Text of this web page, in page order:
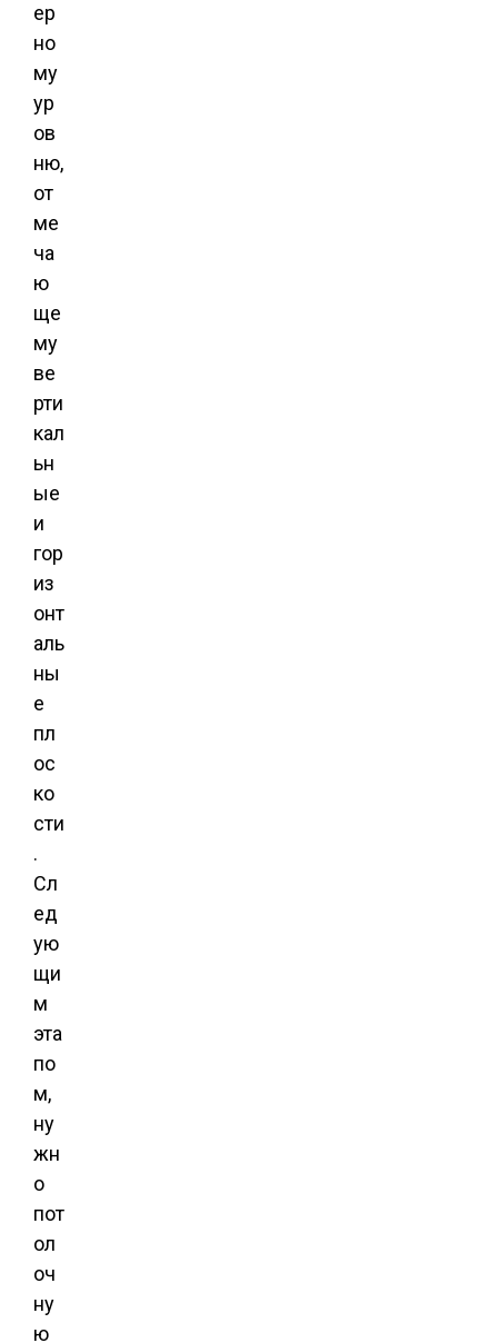
ер
но
му
ур
ов
ню,
от
ме
ча
ю
ще
му
ве
рти
кал
ьн
ые
и
гор
из
онт
аль
ны
е
пл
ос
ко
сти
.
Сл
ед
ую
щи
м
эта
по
м,
ну
жн
о
пот
ол
оч
ну
ю